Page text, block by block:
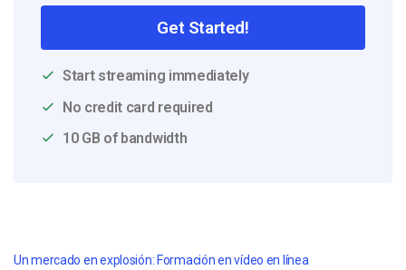
Get Started!
Start streaming immediately
No credit card required
10 GB of bandwidth
Un mercado en explosión: Formación en vídeo en línea